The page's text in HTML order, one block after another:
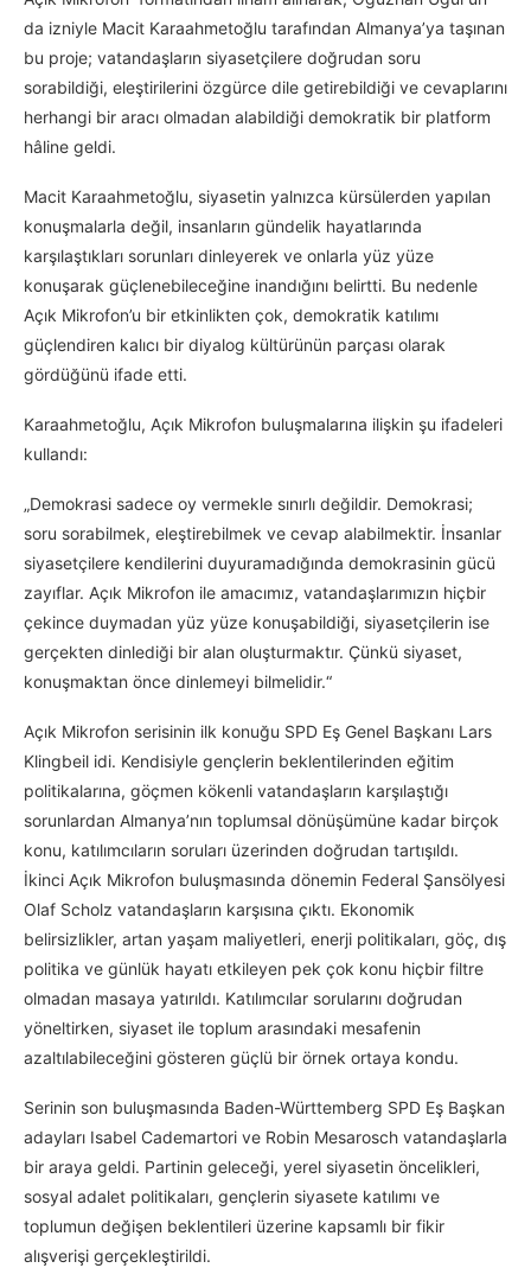
da izniyle Macit Karaahmetoğlu tarafından Almanya’ya taşınan
bu proje; vatandaşların siyasetçilere doğrudan soru
sorabildiği, eleştirilerini özgürce dile getirebildiği ve cevaplarını
herhangi bir aracı olmadan alabildiği demokratik bir platform
hâline geldi.
Macit Karaahmetoğlu, siyasetin yalnızca kürsülerden yapılan
konuşmalarla değil, insanların gündelik hayatlarında
karşılaştıkları sorunları dinleyerek ve onlarla yüz yüze
konuşarak güçlenebileceğine inandığını belirtti. Bu nedenle
Açık Mikrofon’u bir etkinlikten çok, demokratik katılımı
güçlendiren kalıcı bir diyalog kültürünün parçası olarak
gördüğünü ifade etti.
Karaahmetoğlu, Açık Mikrofon buluşmalarına ilişkin şu ifadeleri
kullandı:
„Demokrasi sadece oy vermekle sınırlı değildir. Demokrasi;
soru sorabilmek, eleştirebilmek ve cevap alabilmektir. İnsanlar
siyasetçilere kendilerini duyuramadığında demokrasinin gücü
zayıflar. Açık Mikrofon ile amacımız, vatandaşlarımızın hiçbir
çekince duymadan yüz yüze konuşabildiği, siyasetçilerin ise
gerçekten dinlediği bir alan oluşturmaktır. Çünkü siyaset,
konuşmaktan önce dinlemeyi bilmelidir.“
Açık Mikrofon serisinin ilk konuğu SPD Eş Genel Başkanı Lars
Klingbeil idi. Kendisiyle gençlerin beklentilerinden eğitim
politikalarına, göçmen kökenli vatandaşların karşılaştığı
sorunlardan Almanya’nın toplumsal dönüşümüne kadar birçok
konu, katılımcıların soruları üzerinden doğrudan tartışıldı.
İkinci Açık Mikrofon buluşmasında dönemin Federal Şansölyesi
Olaf Scholz vatandaşların karşısına çıktı. Ekonomik
belirsizlikler, artan yaşam maliyetleri, enerji politikaları, göç, dış
politika ve günlük hayatı etkileyen pek çok konu hiçbir filtre
olmadan masaya yatırıldı. Katılımcılar sorularını doğrudan
yöneltirken, siyaset ile toplum arasındaki mesafenin
azaltılabileceğini gösteren güçlü bir örnek ortaya kondu.
Serinin son buluşmasında Baden-Württemberg SPD Eş Başkan
adayları Isabel Cademartori ve Robin Mesarosch vatandaşlarla
bir araya geldi. Partinin geleceği, yerel siyasetin öncelikleri,
sosyal adalet politikaları, gençlerin siyasete katılımı ve
toplumun değişen beklentileri üzerine kapsamlı bir fikir
alışverişi gerçekleştirildi.